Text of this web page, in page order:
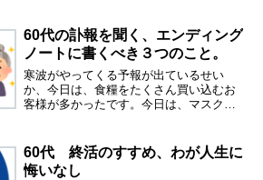
トレスがたまらなくなってきたからかも
しれません。先日の母の特...
60代の訃報を聞く、エンディング
ノートに書くべき３つのこと。
寒波がやってくる予報が出ているせい
か、今日は、食糧をたくさん買い込むお
客様が多かったです。今日は、マスクの
も熱はないので、どうやら風邪をひいた
ようです。６０代の訃報を聞...
60代 終活のすすめ、わが人生に
悔いなし